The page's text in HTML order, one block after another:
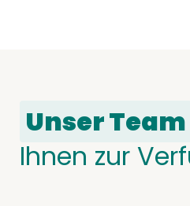
Unser Team
Ihnen zur